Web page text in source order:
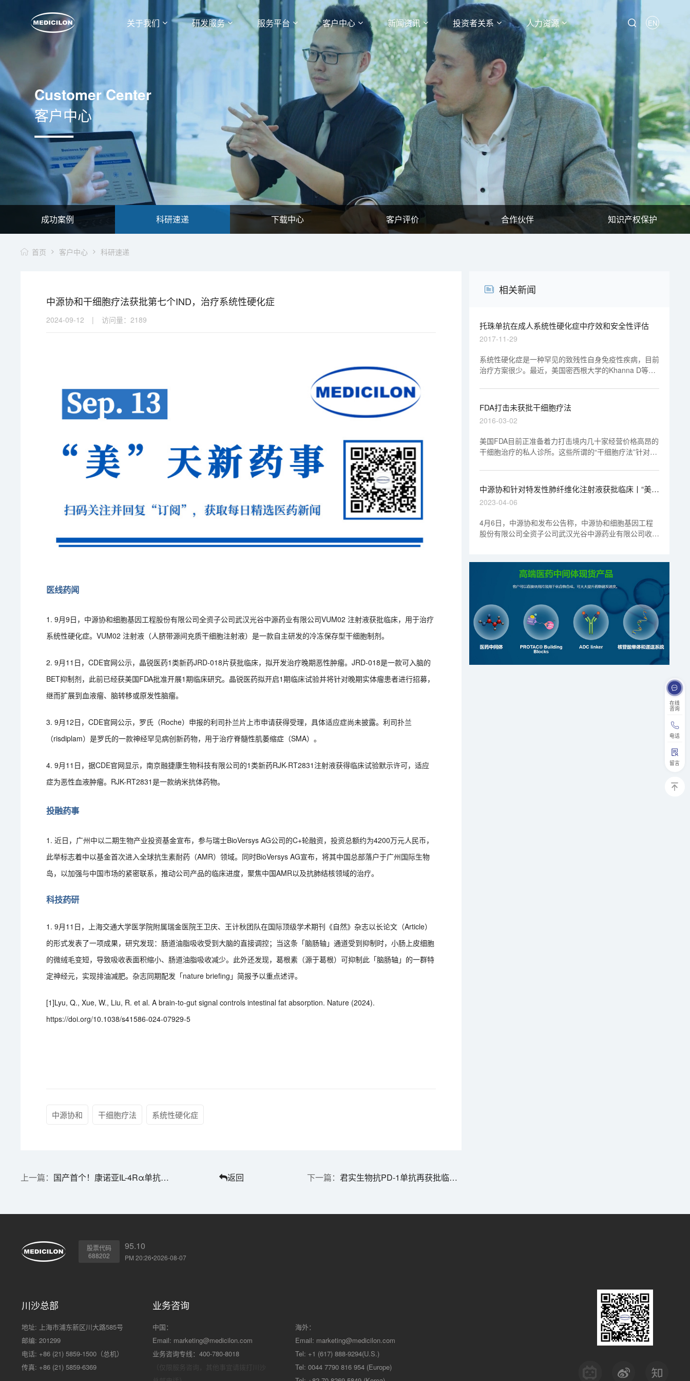
关于我们 研发服务 服务平台 客户中心 新闻资讯 投资者关系 人力资源 EN
在线
咨询
电话
留言
Customer Center
客户中心
成功案例 科研速递 下载中心 客户评价 合作伙伴 知识产权保护
首页 客户中心 科研速递
中源协和干细胞疗法获批第七个IND，治疗系统性硬化症
2024-09-12 | 访问量：2189
医线药闻
1. 9月9日，中源协和细胞基因工程股份有限公司全资子公司武汉光谷中源药业有限公司VUM02 注射液获批临床，用于治疗
系统性硬化症。VUM02 注射液（人脐带源间充质干细胞注射液）是一款自主研发的冷冻保存型干细胞制剂。
2. 9月11日，CDE官网公示，晶锐医药1类新药JRD-018片获批临床，拟开发治疗晚期恶性肿瘤。JRD-018是一款可入脑的
BET抑制剂，此前已经获美国FDA批准开展1期临床研究。晶锐医药拟开启1期临床试验并将针对晚期实体瘤患者进行招募，
继而扩展到血液瘤、脑转移或原发性脑瘤。
3. 9月12日，CDE官网公示，罗氏（Roche）申报的利司扑兰片上市申请获得受理，具体适应症尚未披露。利司扑兰
（risdiplam）是罗氏的一款神经罕见病创新药物，用于治疗脊髓性肌萎缩症（SMA）。
4. 9月11日，据CDE官网显示，南京融捷康生物科技有限公司的1类新药RJK-RT2831注射液获得临床试验默示许可，适应
症为恶性血液肿瘤。RJK-RT2831是一款纳米抗体药物。
投融药事
1. 近日，广州中以二期生物产业投资基金宣布，参与瑞士BioVersys AG公司的C+轮融资，投资总额约为4200万元人民币，
此举标志着中以基金首次进入全球抗生素耐药（AMR）领域。同时BioVersys AG宣布，将其中国总部落户于广州国际生物
岛，以加强与中国市场的紧密联系，推动公司产品的临床进度，聚焦中国AMR以及抗肺结核领域的治疗。
科技药研
1. 9月11日，上海交通大学医学院附属瑞金医院王卫庆、王计秋团队在国际顶级学术期刊《自然》杂志以长论文（Article）
的形式发表了一项成果，研究发现：肠道油脂吸收受到大脑的直接调控；当这条「脑肠轴」通道受到抑制时，小肠上皮细胞
的微绒毛变短，导致吸收表面积缩小、肠道油脂吸收减少。此外还发现，葛根素（源于葛根）可抑制此「脑肠轴」的一群特
定神经元，实现排油减肥。杂志同期配发「nature briefing」简报予以重点述评。
[1]Lyu, Q., Xue, W., Liu, R. et al. A brain-to-gut signal controls intestinal fat absorption. Nature (2024).
https://doi.org/10.1038/s41586-024-07929-5
中源协和 干细胞疗法 系统性硬化症
国产首个！康诺亚IL-4Rα单抗获批上市 返回 君实生物抗PD-1单抗再获批临床，一线治疗头颈癌
相关新闻
托珠单抗在成人系统性硬化症中疗效和安全性评估
2017-11-29
系统性硬化症是一种罕见的致残性自身免疫性疾病，目前
治疗方案很少。最近，美国密西根大学的Khanna D等进
估托珠单抗（IL-6受体α抑制剂）在系统性硬化症
（SSc）患者中的疗效和安全性。
FDA打击未获批干细胞疗法
2016-03-02
美国FDA目前正准备着力打击境内几十家经营价格高昂的
干细胞治疗的私人诊所。这些所谓的“干细胞疗法”针对病
中源协和针对特发性肺纤维化注射液获批临床丨“美”
天新药事
2023-04-06
4月6日，中源协和发布公告称，中源协和细胞基因工程
股份有限公司全资子公司武汉光谷中源药业有限公司收到
股票代码
688202
95.10
PM 20:26•2026-08-07
川沙总部
地址: 上海市浦东新区川大路585号
邮编: 201299
电话: +86 (21) 5859-1500（总机）
传真: +86 (21) 5859-6369
业务咨询
中国：
Email: marketing@medicilon.com
业务咨询专线：400-780-8018
海外：
Email: marketing@medicilon.com
Tel: +1 (617) 888-9294(U.S.)
Tel: 0044 7790 816 954 (Europe)